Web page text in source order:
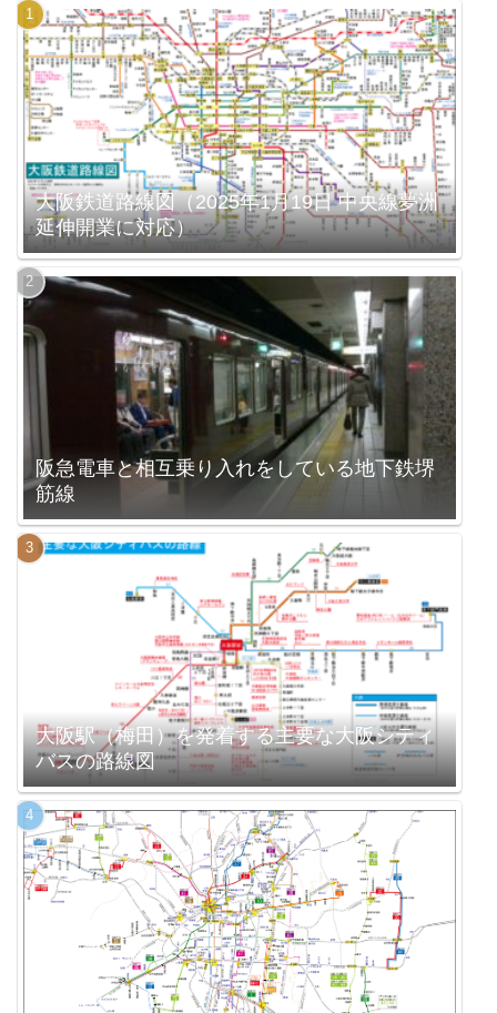
大阪鉄道路線図（2025年1月19日 中央線夢洲
延伸開業に対応）
阪急電車と相互乗り入れをしている地下鉄堺
筋線
大阪駅（梅田）を発着する主要な大阪シティ
バスの路線図